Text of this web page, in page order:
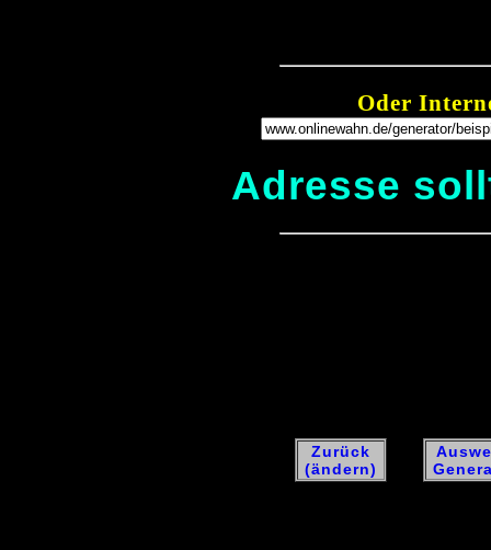
Oder
Adresse
Zurück
(ändern)